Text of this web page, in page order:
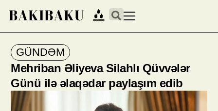
GÜNDƏM
Mehriban Əliyeva Silahlı Qüvvələr
Günü ilə əlaqədar paylaşım edib